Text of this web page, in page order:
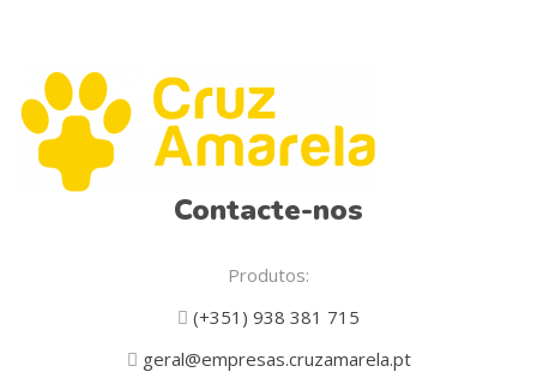
Contacte-nos
Produtos:
(+351) 938 381 715
geral@empresas.cruzamarela.pt